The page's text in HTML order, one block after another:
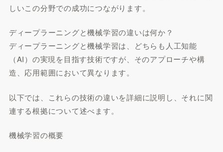
しいこの分野での成功につながります。
ディープラーニングと機械学習の違いは何か？
ディープラーニングと機械学習は、どちらも人工知能
（AI）の実現を目指す技術ですが、そのアプローチや構
造、応用範囲において異なります。
以下では、これらの技術の違いを詳細に説明し、それに関
連する根拠について述べます。
機械学習の概要